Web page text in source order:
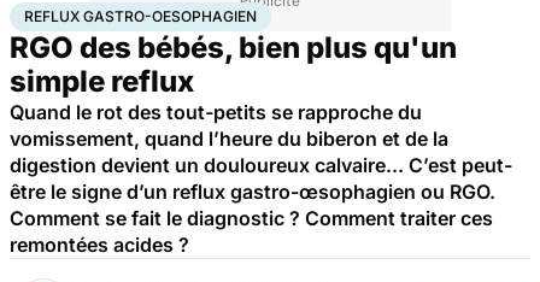
AccueilSantéReflux gastro-oesophagien
REFLUX GASTRO-OESOPHAGIEN
RGO des bébés, bien plus qu'un
simple reflux
Quand le rot des tout-petits se rapproche du
vomissement, quand l’heure du biberon et de la
digestion devient un douloureux calvaire... C’est peut-
être le signe d’un reflux gastro-œsophagien ou RGO.
Comment se fait le diagnostic ? Comment traiter ces
remontées acides ?